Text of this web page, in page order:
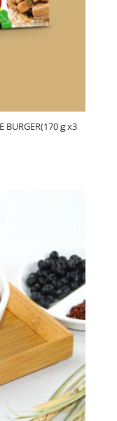
BURGER(170ｇx3